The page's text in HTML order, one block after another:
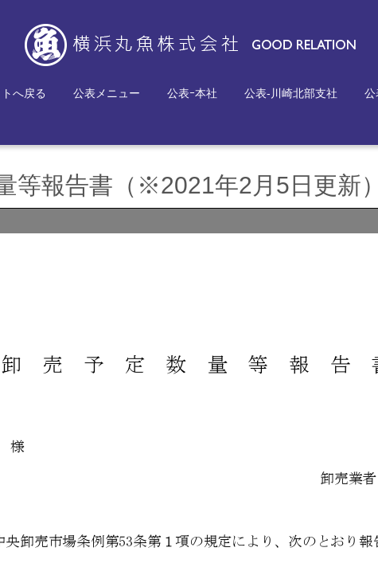
へ戻る 公表メニュー 公表ｰ本社 公表-川崎北部支社 公
等報告書（※2021年2月5日更新）